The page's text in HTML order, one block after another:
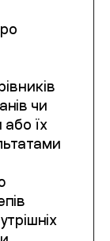
чи
або їх